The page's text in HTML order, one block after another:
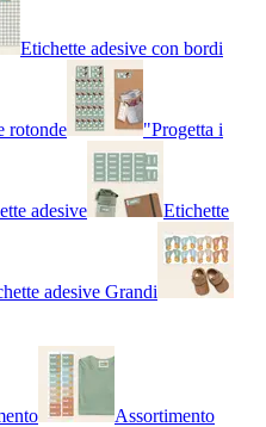
Etichette adesive con bordi
rotonde "Progetta i
adesive Etichette
adesive Grandi
Assortimento